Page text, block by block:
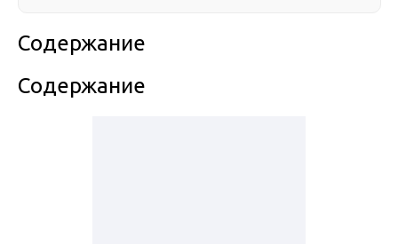
Содержание
Содержание